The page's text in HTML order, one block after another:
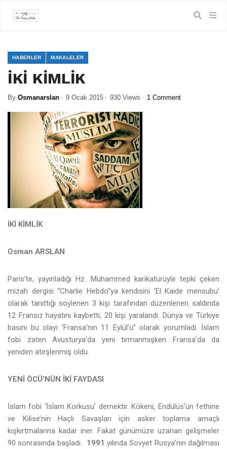
HABERLER MAKALELER
İKİ KİMLİK
By Osmanarslan 9 Ocak 2015 930 Views 1 Comment
İKİ KİMLİK
Osman ARSLAN
Paris’te, yayınladığı Hz. Muhammed karikatürüyle tepki çeken
mizah dergisi “Charlie Hebdo”ya kendisini ‘El Kaide mensubu’
olarak tanıttığı söylenen 3 kişi tarafından düzenlenen saldırıda
12 Fransız hayatını kaybetti, 20 kişi yaralandı. Dünya ve Türkiye
basını bu olayı ‘Fransa’nın 11 Eylül’ü” olarak yorumladı. İslam
fobi zaten Avusturya’da yeni tırmanmışken Fransa’da da
yeniden ateşlenmiş oldu.
YENİ ÖCÜ’NÜN İKİ FAYDASI
İslam fobi ‘İslam Korkusu’ demektir. Kökeni, Endülüs’ün fethine
ve Kilise’nin Haçlı Savaşları için asker toplama amaçlı
kışkırtmalarına kadar iner. Fakat günümüze uzanan gelişmeler
90 sonrasında başladı. 1991 yılında Sovyet Rusya’nın dağılması